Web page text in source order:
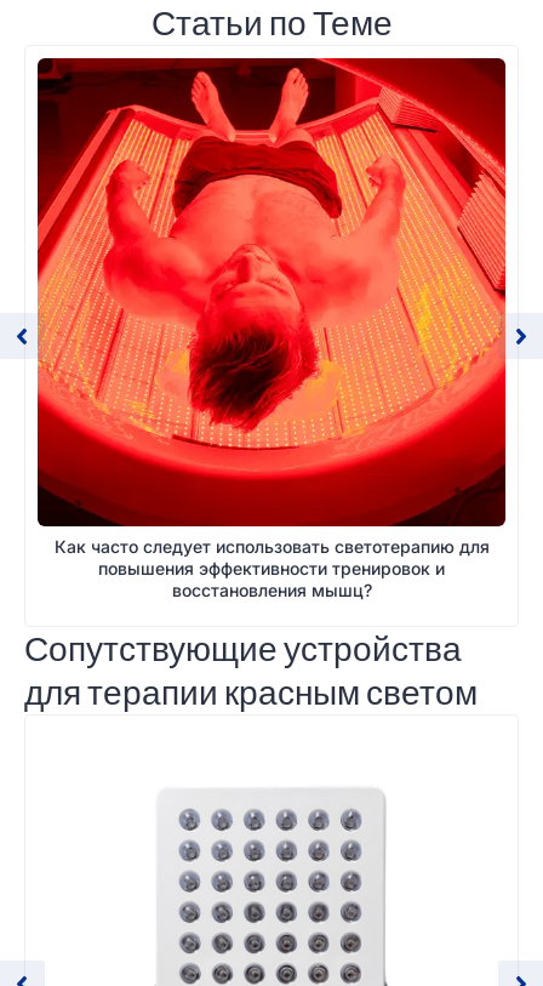
Статьи по Теме
Как часто следует использовать светотерапию для
повышения эффективности тренировок и
восстановления мышц?
Сопутствующие устройства
для терапии красным светом